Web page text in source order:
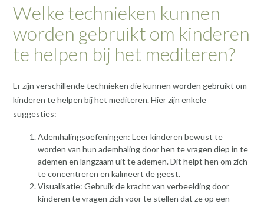
Welke technieken kunnen
worden gebruikt om kinderen
te helpen bij het mediteren?
Er zijn verschillende technieken die kunnen worden gebruikt om
kinderen te helpen bij het mediteren. Hier zijn enkele
suggesties:
Ademhalingsoefeningen: Leer kinderen bewust te
worden van hun ademhaling door hen te vragen diep in te
ademen en langzaam uit te ademen. Dit helpt hen om zich
te concentreren en kalmeert de geest.
Visualisatie: Gebruik de kracht van verbeelding door
kinderen te vragen zich voor te stellen dat ze op een